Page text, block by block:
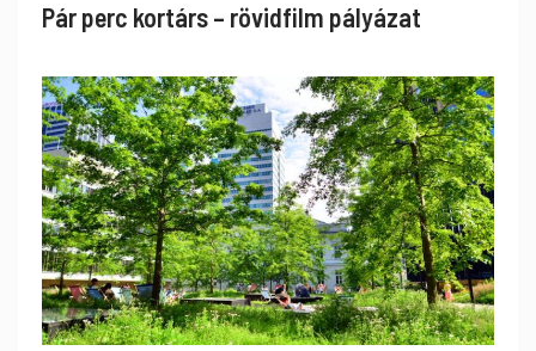
Pár perc kortárs – rövidfilm pályázat